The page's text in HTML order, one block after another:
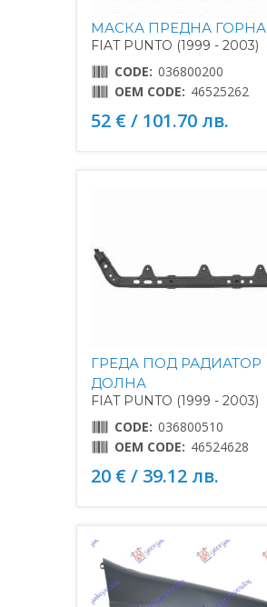
МАСКА ПРЕДНА ГОРНА
FIAT PUNTO (1999 - 2003)
CODE: 036800200
OEM CODE: 46525262
52 € / 101.70 лв.
ГРЕДА ПОД РАДИАТОР
ДОЛНА
FIAT PUNTO (1999 - 2003)
CODE: 036800510
OEM CODE: 46524628
20 € / 39.12 лв.